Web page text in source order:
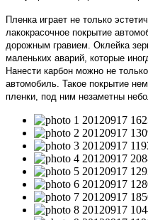
Пленка играет не только
лакокрасочное покрытие
дорожным гравием. Оклейка
маленьких аварий, которые
Нанести карбон можно не
автомобиль. Такое покрытие
пленки, под ним незаметны